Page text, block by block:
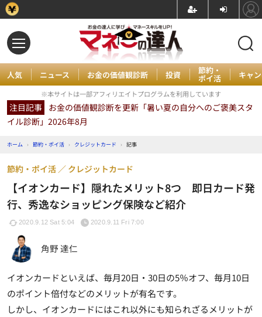
人気 ニュース お金の価値観診断 投資 節約・
ポイ活 キャ
※本サイトは一部アフィリエイトプログラムを利用しています
注目記事 お金の価値観診断を更新「暑い夏の自分へのご褒美スタ
イル診断」2026年8月
ホーム › 節約・ポイ活 › クレジットカード › 記事
【イオンカード】隠れたメリット8つ 即日カード発
行、秀逸なショッピング保険など紹介
節約・ポイ活 クレジットカード
2020.9.12 Sat 5:04 2020.9.11 Fri 7:00
角野 達仁
イオンカードといえば、毎月20日・30日の5％オフ、毎月10日
のポイント倍付などのメリットが有名です。
しかし、イオンカードにはこれ以外にも知られざるメリットが